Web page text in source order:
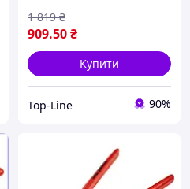
909.50₴
1 819 ₴
Купити
Top-Line 90%